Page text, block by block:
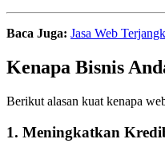
Baca Juga: Jasa Web
Kenapa Bisnis
Berikut alasan kuat kenapa
1. Meningkatkan